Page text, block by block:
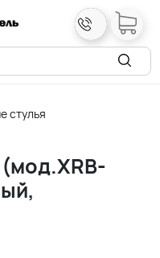
стулья